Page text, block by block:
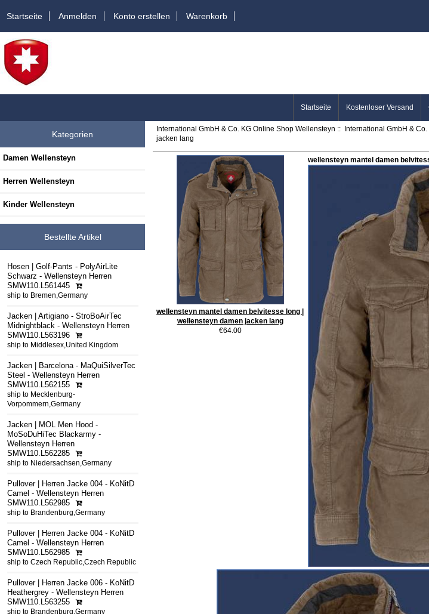
Startseite Anmelden Konto erstellen Warenkorb
Startseite Kostenloser Versand
Kategorien
Damen Wellensteyn
Herren Wellensteyn
Kinder Wellensteyn
Bestellte Artikel
Hosen | Golf-Pants - PolyAirLite
Schwarz - Wellensteyn Herren
SMW110.L561445
ship to Bremen,Germany
Jacken | Artigiano - StroBoAirTec
Midnightblack - Wellensteyn Herren
SMW110.L563196
ship to Middlesex,United Kingdom
Jacken | Barcelona - MaQuiSilverTec
Steel - Wellensteyn Herren
SMW110.L562155
ship to Mecklenburg-
Vorpommern,Germany
Jacken | MOL Men Hood -
MoSoDuHiTec Blackarmy -
Wellensteyn Herren
SMW110.L562285
ship to Niedersachsen,Germany
Pullover | Herren Jacke 004 - KoNitD
Camel - Wellensteyn Herren
SMW110.L562985
ship to Brandenburg,Germany
Pullover | Herren Jacke 004 - KoNitD
Camel - Wellensteyn Herren
SMW110.L562985
ship to Czech Republic,Czech Republic
Pullover | Herren Jacke 006 - KoNitD
Heathergrey - Wellensteyn Herren
SMW110.L563255
ship to Brandenburg,Germany
International GmbH & Co. KG Online Shop Wellensteyn :: International GmbH &
jacken lang
wellensteyn mantel damen belvitesse long |
wellensteyn damen jacken lang
€64.00
wellensteyn mantel damen